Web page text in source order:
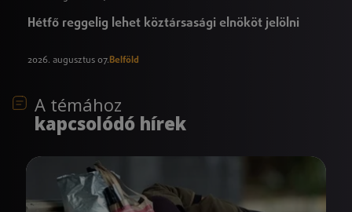
Hétfő reggelig lehet köztársasági elnököt jelölni
2026. augusztus 07.Belföld
A témához
kapcsolódó hírek